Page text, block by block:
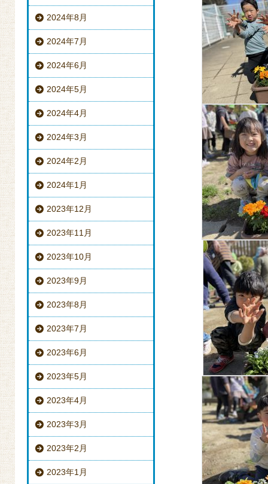
2024年8月
2024年7月
2024年6月
2024年5月
2024年4月
2024年3月
2024年2月
2024年1月
2023年12月
2023年11月
2023年10月
2023年9月
2023年8月
2023年7月
2023年6月
2023年5月
2023年4月
2023年3月
2023年2月
2023年1月